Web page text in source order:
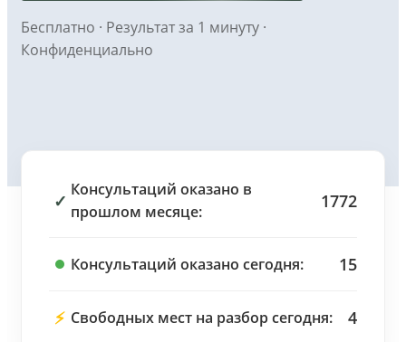
Бесплатно · Результат за 1 минуту ·
Конфиденциально
✓
Консультаций оказано в
прошлом месяце:
1772
Консультаций оказано сегодня: 15
⚡ Свободных мест на разбор сегодня: 4